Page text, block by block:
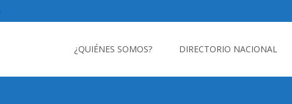
¿QUIÉNES SOMOS? DIRECTORIO NACIONAL